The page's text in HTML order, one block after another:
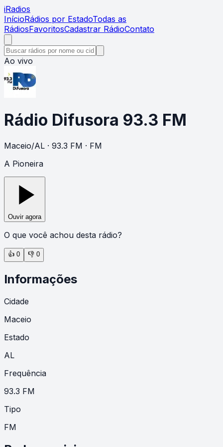
iRadios
InícioRádios por EstadoTodas as
RádiosFavoritosCadastrar RádioContato
Ao vivo
Rádio Difusora 93.3 FM
Maceio/AL · 93.3 FM · FM
A Pioneira
Ouvir agora
O que você achou desta rádio?
👍 0 👎 0
Informações
Cidade
Maceio
Estado
AL
Frequência
93.3 FM
Tipo
FM